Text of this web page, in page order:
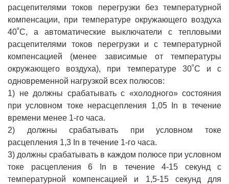
расцепителями токов перегрузки без температурной
компенсации, при температуре окружающего воздуха
40˚С, а автоматические выключатели с тепловыми
расцепителями токов перегрузки и с температурной
компенсацией (менее зависимые от температуры
окружающего воздуха), при температуре 30˚С и с
одновременной нагрузкой всех полюсов:
1) не должны срабатывать с «холодного» состояния
при условном токе нерасцепления 1,05 In в течение
времени менее 1-го часа.
2) должны срабатывать при условном токе
расцепления 1,3 In в течение 1-го часа.
3) должны срабатывать в каждом полюсе при условном
токе расцепления 6 In в течение 4-15 секунд с
температурной компенсацией и 1,5-15 секунд для